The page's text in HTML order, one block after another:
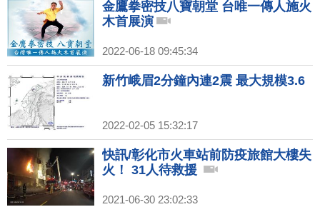
金鷹拳密技八寶朝堂 台唯一傳人施火
木首展演
2022-06-18 09:45:34
新竹峨眉2分鐘內連2震 最大規模3.6
2022-02-05 15:32:17
快訊/彰化市火車站前防疫旅館大樓失
火！ 31人待救援
2021-06-30 23:02:33